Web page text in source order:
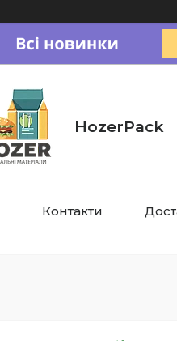
HozerPack
Контакти